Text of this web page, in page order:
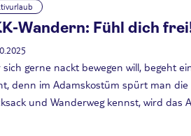
Wandern: Fühl dich
sich gerne nackt bewegen will, begeht
denn im Adamskostüm spürt man
und Wanderweg kennst, wird das